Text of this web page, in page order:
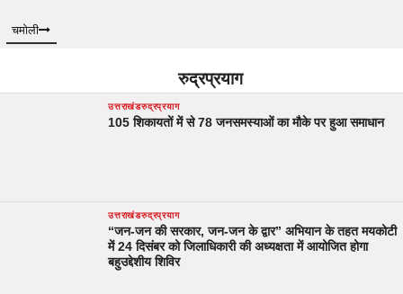
चमोली
रुद्रप्रयाग
उत्तराखंडरुद्रप्रयाग
105 शिकायतों में से 78 जनसमस्याओं का मौके पर हुआ समाधान
उत्तराखंडरुद्रप्रयाग
“जन-जन की सरकार, जन-जन के द्वार” अभियान के तहत मयकोटी
में 24 दिसंबर को जिलाधिकारी की अध्यक्षता में आयोजित होगा
बहुउद्देशीय शिविर